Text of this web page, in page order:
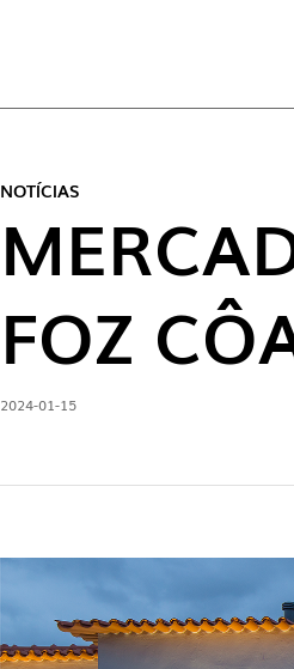
NOTÍCIAS
FOZ
2024-01-15